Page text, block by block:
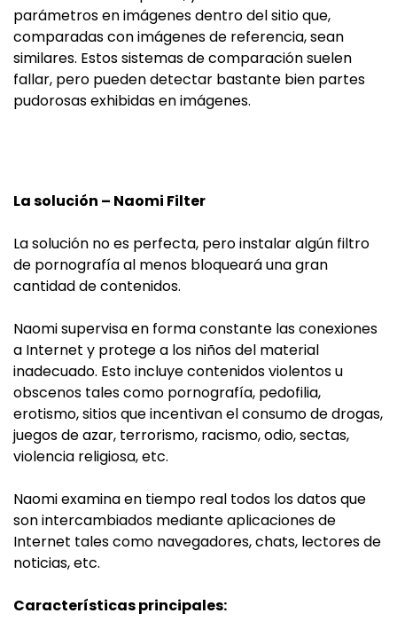
parámetros en imágenes dentro del sitio que,
comparadas con imágenes de referencia, sean
similares. Estos sistemas de comparación suelen
fallar, pero pueden detectar bastante bien partes
pudorosas exhibidas en imágenes.
La solución – Naomi Filter
La solución no es perfecta, pero instalar algún filtro
de pornografía al menos bloqueará una gran
cantidad de contenidos.
Naomi supervisa en forma constante las conexiones
a Internet y protege a los niños del material
inadecuado. Esto incluye contenidos violentos u
obscenos tales como pornografía, pedofilia,
erotismo, sitios que incentivan el consumo de drogas,
juegos de azar, terrorismo, racismo, odio, sectas,
violencia religiosa, etc.
Naomi examina en tiempo real todos los datos que
son intercambiados mediante aplicaciones de
Internet tales como navegadores, chats, lectores de
noticias, etc.
Características principales: